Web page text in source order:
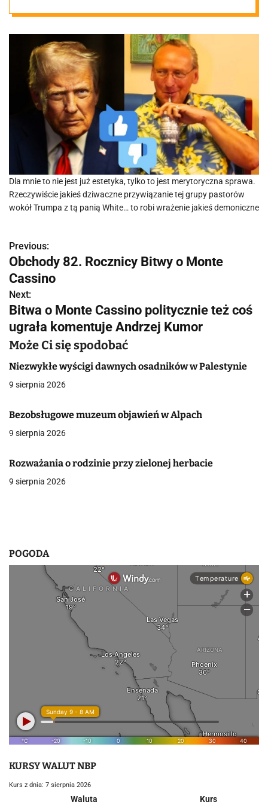
Trumpa
Dla mnie to nie jest już estetyka, tylko to jest merytoryczna sprawa.
Rzeczywiście jakieś dziwaczne przywiązanie tej grupy pastorów
wokół Trumpa z tą panią White… to robi wrażenie jakieś demoniczne
N
a
w
i
g
a
c
j
a
p
Previous:
Obchody 82. Rocznicy Bitwy o Monte
Cassino
Next:
Bitwa o Monte Cassino politycznie też coś
ugrała komentuje Andrzej Kumor
Może Ci się spodobać
Niezwykłe wyścigi dawnych osadników w Palestynie
9 sierpnia 2026
Bezobsługowe muzeum objawień w Alpach
9 sierpnia 2026
Rozważania o rodzinie przy zielonej herbacie
9 sierpnia 2026
POGODA
KURSY WALUT NBP
Kurs z dnia: 7 sierpnia 2026
Waluta
Kurs